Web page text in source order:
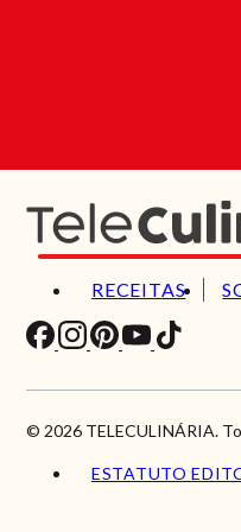
RECEITAS
© 2026 TELECULINÁRIA.
ESTATUTO